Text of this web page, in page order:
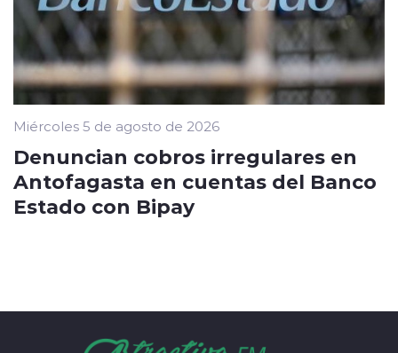
Miércoles 5 de agosto de 2026
Denuncian cobros irregulares en
Antofagasta en cuentas del Banco
Estado con Bipay